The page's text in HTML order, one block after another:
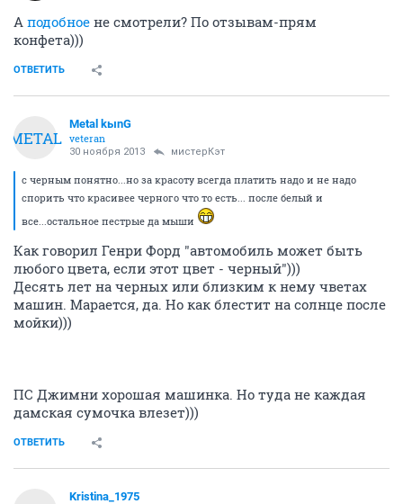
А подобное не смотрели? По отзывам-прям
конфета)))
ОТВЕТИТЬ
METAL
Metal kыnG
veteran
30 ноября 2013 мистерКэт
с черным понятно...но за красоту всегда платить надо и не надо
спорить что красивее черного что то есть... после белый и
все...остальное пестрые да мыши
Как говорил Генри Форд "автомобиль может быть
любого цвета, если этот цвет - черный")))
Десять лет на черных или близким к нему чветах
машин. Марается, да. Но как блестит на солнце после
мойки)))
ПС Джимни хорошая машинка. Но туда не каждая
дамская сумочка влезет)))
ОТВЕТИТЬ
Kristina_1975